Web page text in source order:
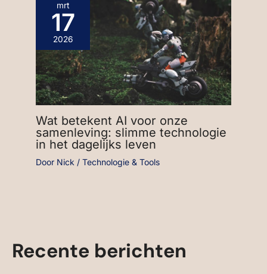
mrt
17
2026
Wat betekent AI voor onze
samenleving: slimme technologie
in het dagelijks leven
Door Nick / Technologie & Tools
Recente berichten